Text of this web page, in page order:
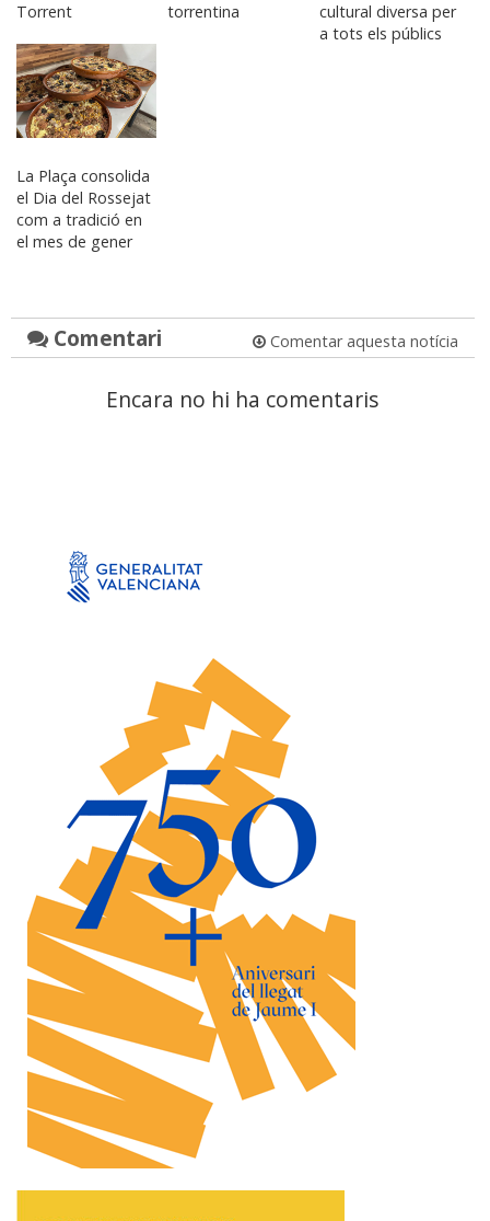
Torrent torrentina
cultural diversa per
a tots els públics
La Plaça consolida
el Dia del Rossejat
com a tradició en
el mes de gener
Comentari Comentar aquesta notícia
Encara no hi ha comentaris